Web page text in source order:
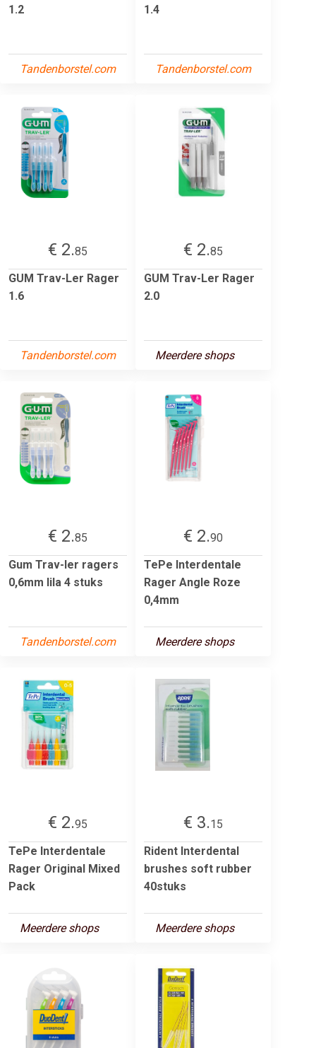
1.2
Tandenborstel.com
1.4
Tandenborstel.com
€ 2.85
GUM Trav-Ler Rager
1.6
Tandenborstel.com
€ 2.85
GUM Trav-Ler Rager
2.0
Meerdere shops
€ 2.85
Gum Trav-ler ragers
0,6mm lila 4 stuks
Tandenborstel.com
€ 2.90
TePe Interdentale
Rager Angle Roze
0,4mm
Meerdere shops
€ 2.95
TePe Interdentale
Rager Original Mixed
Pack
Meerdere shops
€ 3.15
Rident Interdental
brushes soft rubber
40stuks
Meerdere shops